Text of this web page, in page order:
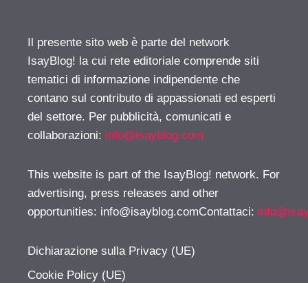
Il presente sito web è parte del network
IsayBlog! la cui rete editoriale comprende siti
tematici di informazione indipendente che
contano sul contributo di appassionati ed esperti
del settore. Per pubblicità, comunicati e
collaborazioni: info@isayblog.com
This website is part of the IsayBlog! network. For
advertising, press releases and other
opportunities: info@isayblog.comContattaci:
Dichiarazione sulla Privacy (UE)
Cookie Policy (UE)